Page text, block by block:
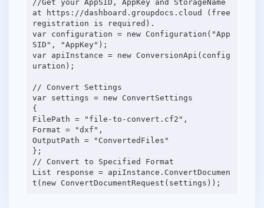
//Get your AppSID, AppKey and StorageName
at https://dashboard.groupdocs.cloud (free
registration is required).
var configuration = new Configuration("App
SID", "AppKey");
var apiInstance = new ConversionApi(config
uration);
// Convert Settings
var settings = new ConvertSettings
{
FilePath = "file-to-convert.cf2",
Format = "dxf",
OutputPath = "ConvertedFiles"
};
// Convert to Specified Format
List response = apiInstance.ConvertDocumen